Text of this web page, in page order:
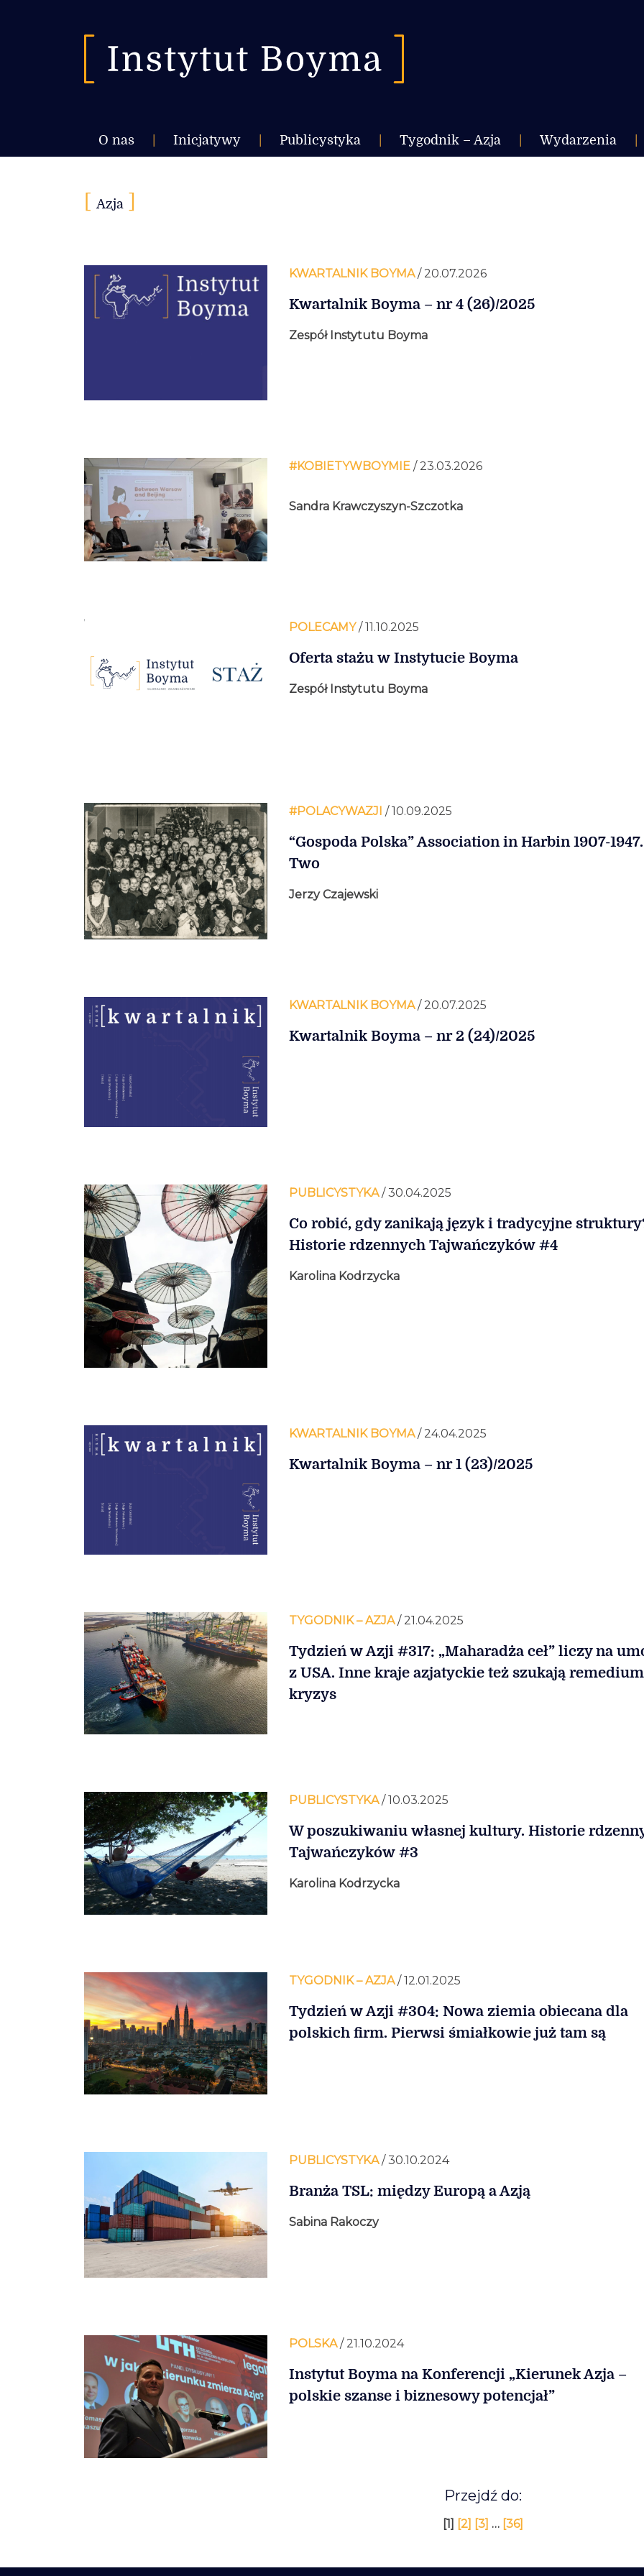
O nas Inicjatywy Publicystyka Tygodnik – Azja Wydarzenia
Azja
KWARTALNIK BOYMA/ 20.07.2026
Kwartalnik Boyma – nr 4 (26)/2025
Zespół Instytutu Boyma
#KOBIETYWBOYMIE / 23.03.2026
Sandra Krawczyszyn-Szczotka
POLECAMY/ 11.10.2025
Oferta stażu w Instytucie Boyma
Zespół Instytutu Boyma
#POLACYWAZJI / 10.09.2025
“Gospoda Polska” Association in Harbin 1907-
Two
Jerzy Czajewski
KWARTALNIK BOYMA/ 20.07.2025
Kwartalnik Boyma – nr 2 (24)/2025
PUBLICYSTYKA/ 30.04.2025
Co robić, gdy zanikają język i tradycyjne
Historie rdzennych Tajwańczyków #4
Karolina Kodrzycka
KWARTALNIK BOYMA/ 24.04.2025
Kwartalnik Boyma – nr 1 (23)/2025
TYGODNIK – AZJA/ 21.04.2025
Tydzień w Azji #317: „Maharadża ceł” liczy na
z USA. Inne kraje azjatyckie też szukają
kryzys
PUBLICYSTYKA/ 10.03.2025
W poszukiwaniu własnej kultury. Historie
Tajwańczyków #3
Karolina Kodrzycka
TYGODNIK – AZJA/ 12.01.2025
Tydzień w Azji #304: Nowa ziemia obiecana dla
polskich firm. Pierwsi śmiałkowie już tam są
PUBLICYSTYKA/ 30.10.2024
Branża TSL: między Europą a Azją
Sabina Rakoczy
POLSKA/ 21.10.2024
Instytut Boyma na Konferencji „Kierunek Azja –
polskie szanse i biznesowy potencjał”
Przejdź do:
[1] [2] [3] … [36]